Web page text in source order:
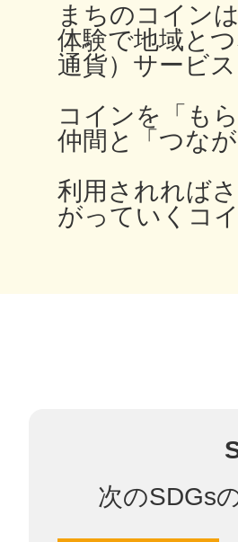
まちのコイン
体験で地域と
通貨）サービス
コインを「も
仲間と「つな
利用されれば
がっていくコイ
次のSDGs